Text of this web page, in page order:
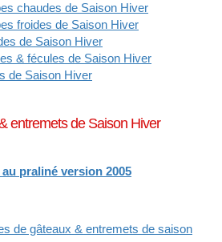
chaudes de Saison Hiver
froides de Saison Hiver
de Saison Hiver
& fécules de Saison Hiver
de Saison Hiver
entremets de Saison Hiver
praliné version 2005
de gâteaux & entremets de saison